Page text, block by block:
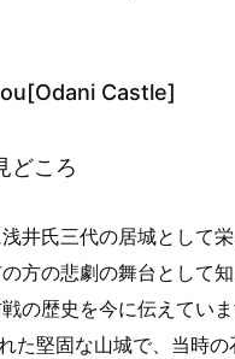
Castle]
どころ
井氏三代の居城として
方の悲劇の舞台として
の歴史を今に伝えてい
た堅固な山城で、当時の